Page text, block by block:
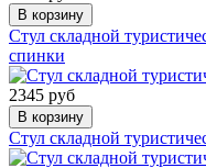
В корзину
Стул складной
спинки
2345 руб
В корзину
Стул складной